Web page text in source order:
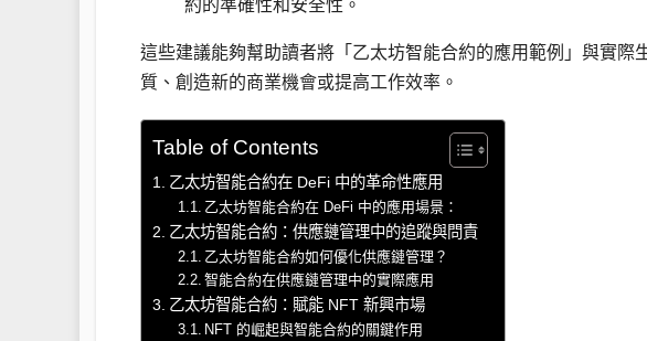
約的準確性和安全性。
這些建議能夠幫助讀者將「乙太坊智能合約的應用範例」與實際
質、創造新的商業機會或提高工作效率。
Table of Contents
乙太坊智能合約在 DeFi 中的革命性應用
乙太坊智能合約在 DeFi 中的應用場景：
乙太坊智能合約：供應鏈管理中的追蹤與問責
乙太坊智能合約如何優化供應鏈管理？
智能合約在供應鏈管理中的實際應用
乙太坊智能合約：賦能 NFT 新興市場
NFT 的崛起與智能合約的關鍵作用